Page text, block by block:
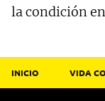
la condición
INICIO VIDA